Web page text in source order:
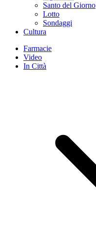
Santo del Giorno
Lotto
Sondaggi
Cultura
Farmacie
Video
In Città